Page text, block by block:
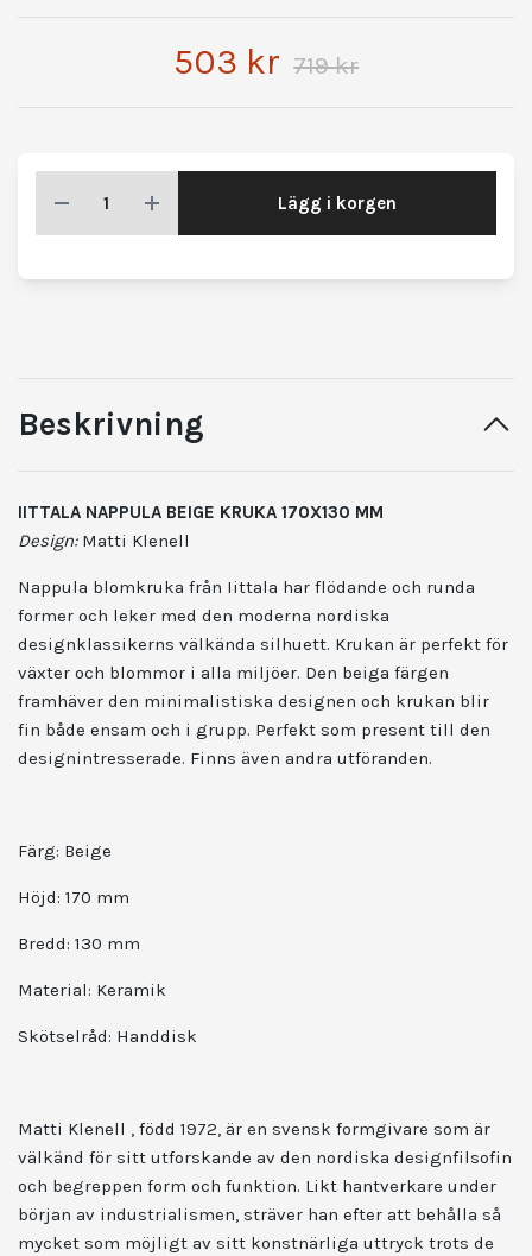
503 kr 719 kr
Lägg i korgen
Beskrivning
IITTALA NAPPULA BEIGE KRUKA 170X130 MM
Design: Matti Klenell
Nappula blomkruka från Iittala har flödande och runda
former och leker med den moderna nordiska
designklassikerns välkända silhuett. Krukan är perfekt för
växter och blommor i alla miljöer. Den beiga färgen
framhäver den minimalistiska designen och krukan blir
fin både ensam och i grupp. Perfekt som present till den
designintresserade. Finns även andra utföranden.
Färg: Beige
Höjd: 170 mm
Bredd: 130 mm
Material: Keramik
Skötselråd: Handdisk
Matti Klenell , född 1972, är en svensk formgivare som är
välkänd för sitt utforskande av den nordiska designfilsofin
och begreppen form och funktion. Likt hantverkare under
början av industrialismen, sträver han efter att behålla så
mycket som möjligt av sitt konstnärliga uttryck trots de